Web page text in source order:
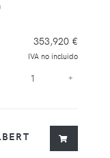
353,920 €
IVA no incluido
+